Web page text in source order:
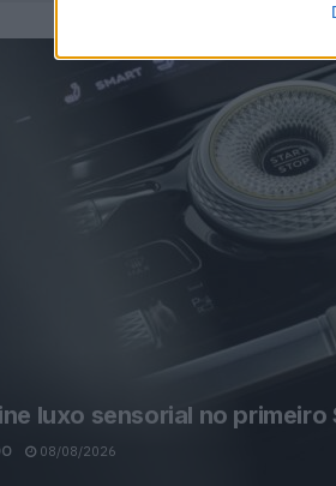
luxo sensorial no primeiro
08/08/2026